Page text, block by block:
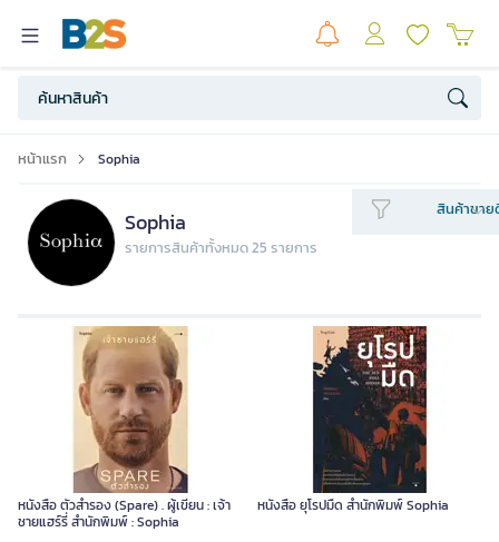
หน้าแรก Sophia
Sophia
รายการสินค้าทั้งหมด 25 รายการ
สินค้าขาย
หนังสือ ตัวสำรอง (Spare) . ผู้เขียน : เจ้า
ชายแฮร์รี่ สำนักพิมพ์ : Sophia
หนังสือ ยุโรปมืด สำนักพิมพ์ Sophia